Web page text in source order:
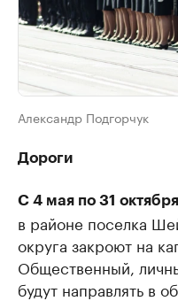
Александр Подгорчук
Дороги
С 4 мая по 31 октября
в районе поселка
округа закроют на
Общественный,
будут направлять в